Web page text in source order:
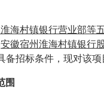
海村镇银行营业部等
安徽宿州淮海村镇银行
备招标条件，现对该项
围